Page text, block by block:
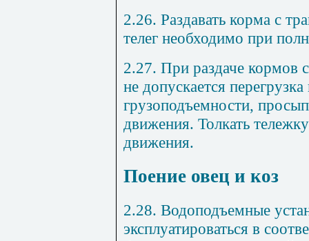
2.26. Раздавать корма с
телег необходимо при
2.27. При раздаче
не допускается
грузоподъемности,
движения. Толкать
движения.
Поение овец и коз
2.28. Водоподъемные
эксплуатироваться в